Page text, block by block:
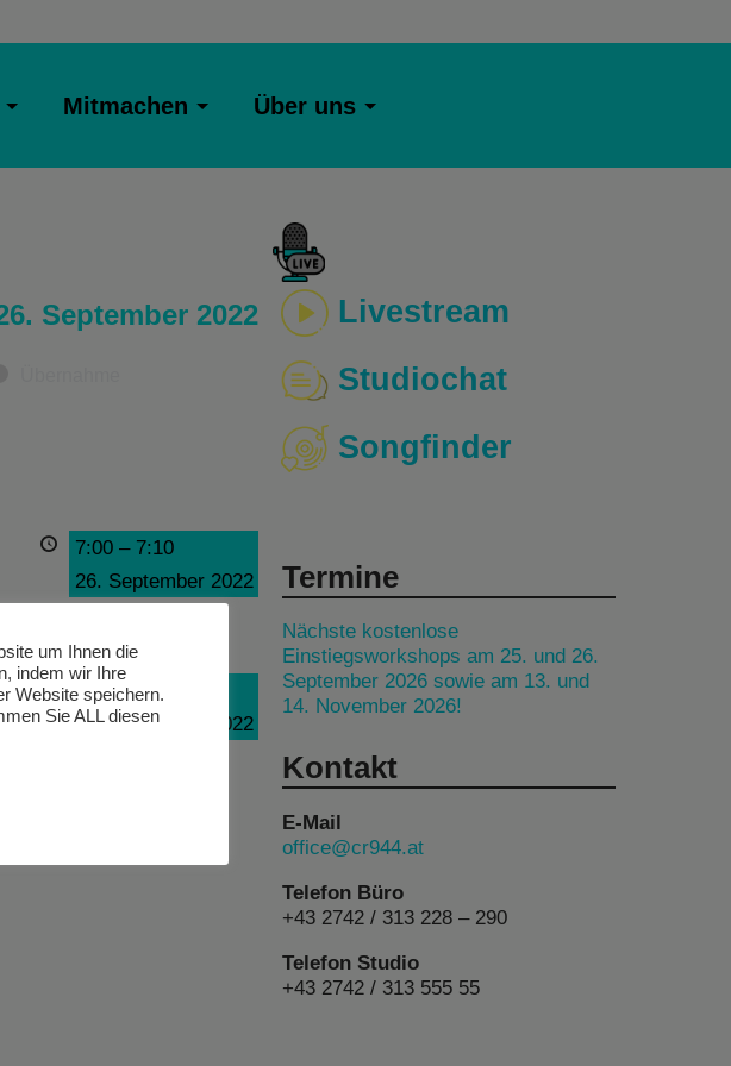
Mitmachen Über uns
September 2022
7:00 – 7:10
26. September 2022
21:00 –23:00
26. September 2022
Livestream
Studiochat
Songfinder
Termine
Nächste kostenlose
Einstiegsworkshops am 25. und 26.
September 2026 sowie am 13. und
14. November 2026!
Kontakt
E-Mail
office@cr944.at
Telefon Büro
+43 2742 / 313 228 – 290
Telefon Studio
+43 2742 / 313 555 55
um Ihnen die
indem wir Ihre
Website speichern.
Sie ALL diesen